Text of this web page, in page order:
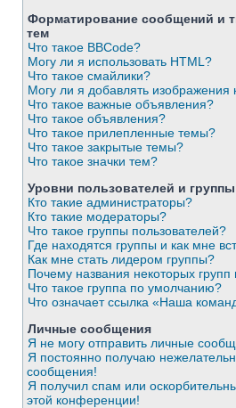
Форматирование сообщений и
тем
Что такое BBCode?
Могу ли я использовать HTML?
Что такое смайлики?
Могу ли я добавлять
Что такое важные объявления?
Что такое объявления?
Что такое прилепленные темы?
Что такое закрытые темы?
Что такое значки тем?
Уровни пользователей и группы
Кто такие администраторы?
Кто такие модераторы?
Что такое группы пользователей?
Где находятся группы и как мне
Как мне стать лидером группы?
Почему названия некоторых
Что такое группа по умолчанию?
Что означает ссылка «Наша
Личные сообщения
Я не могу отправить личные
Я постоянно получаю
сообщения!
Я получил спам или
этой конференции!